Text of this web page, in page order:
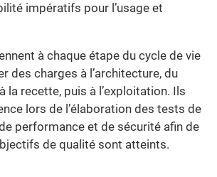
impératifs pour l’usage et
à chaque étape du cycle de vie
des charges à l’architecture, du
la recette, puis à l’exploitation. Ils
lors de l’élaboration des tests de
performance et de sécurité afin de
de qualité sont atteints.